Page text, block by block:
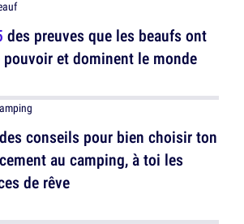
des preuves que les beaufs ont
et dominent le monde
des conseils pour bien choisir ton
au camping, à toi les
de rêve